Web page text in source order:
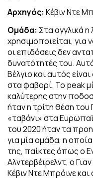
Αρχηγός: Κέβιν Ντε
Ομάδα: Στα αγγλικά
χρησιμοποιείται,
οι επιδόσεις δεν
δυνατότητές του.
Βέλγιο και αυτός
στα φαβορί. Το peak
καλύτερης στην
ήταν η τρίτη θέση
«ταβάνι» στα
του 2020 ήταν τα
για μία ομάδα, η οποία
της, παίκτες όπως ο
Αλντερβέιρελντ, ο
Κέβιν Ντε Μπρόινε